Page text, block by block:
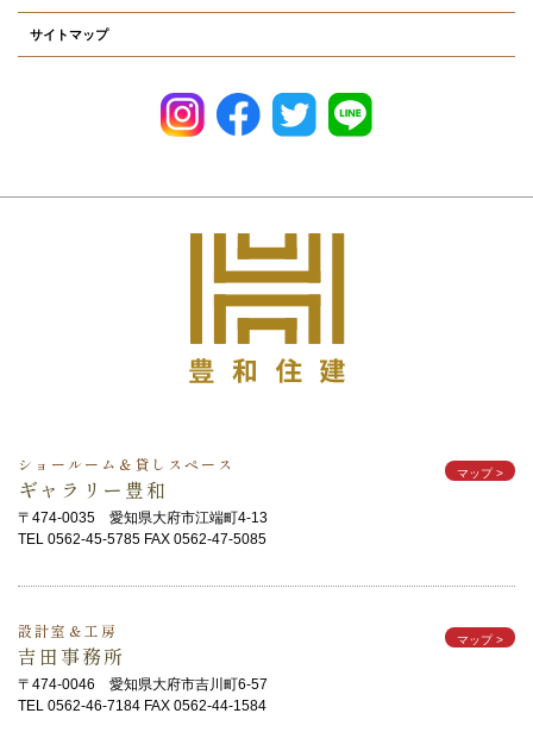
サイトマップ
ショールーム＆貸しスペース
ギャラリー豊和
〒474-0035 愛知県大府市江端町4-13
TEL 0562-45-5785 FAX 0562-47-5085
マップ >
設計室＆工房
吉田事務所
〒474-0046 愛知県大府市吉川町6-57
TEL 0562-46-7184 FAX 0562-44-1584
マップ >